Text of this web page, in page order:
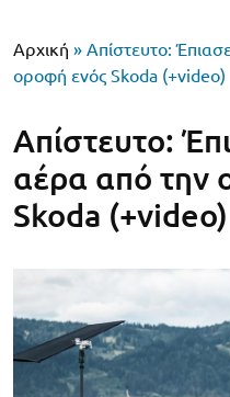
Αρχική » Απίστευτο:
οροφή ενός Skoda (+video)
Απίστευτο:
αέρα από την
Skoda (+video)